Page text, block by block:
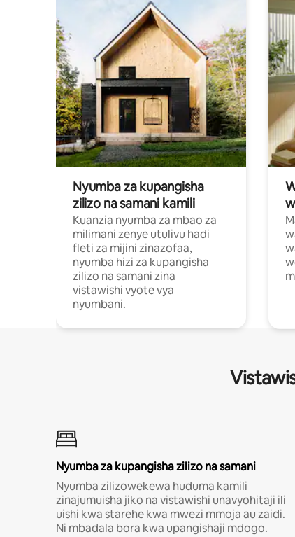
Nyumba za kupangisha
zilizo na samani kamili
Kuanzia nyumba za mbao za
milimani zenye utulivu hadi
fleti za mijini zinazofaa,
nyumba hizi za kupangisha
zilizo na samani zina
vistawishi vyote vya
nyumbani.
Nyumba za kupangisha zilizo na samani
Nyumba zilizowekewa huduma kamili
zinajumuisha jiko na vistawishi unavyohitaji ili
uishi kwa starehe kwa mwezi mmoja au zaidi.
Ni mbadala bora kwa upangishaji mdogo.